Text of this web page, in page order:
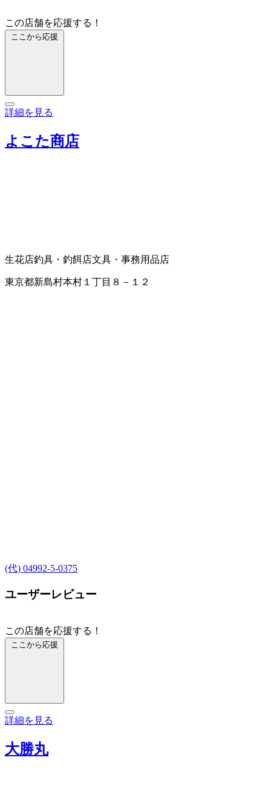
この店舗を応援する！
ここから応援
詳細を見る
よこた商店
生花店釣具・釣餌店文具・事務用品店
東京都新島村本村１丁目８－１２
(代) 04992-5-0375
ユーザーレビュー
この店舗を応援する！
ここから応援
詳細を見る
大勝丸